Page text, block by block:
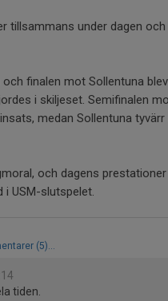
tillsammans under dagen
finalen mot Sollentuna
i skiljeset. Semifinalen
medan Sollentuna
och dagens
USM-slutspelet.
(5)...
tiden.